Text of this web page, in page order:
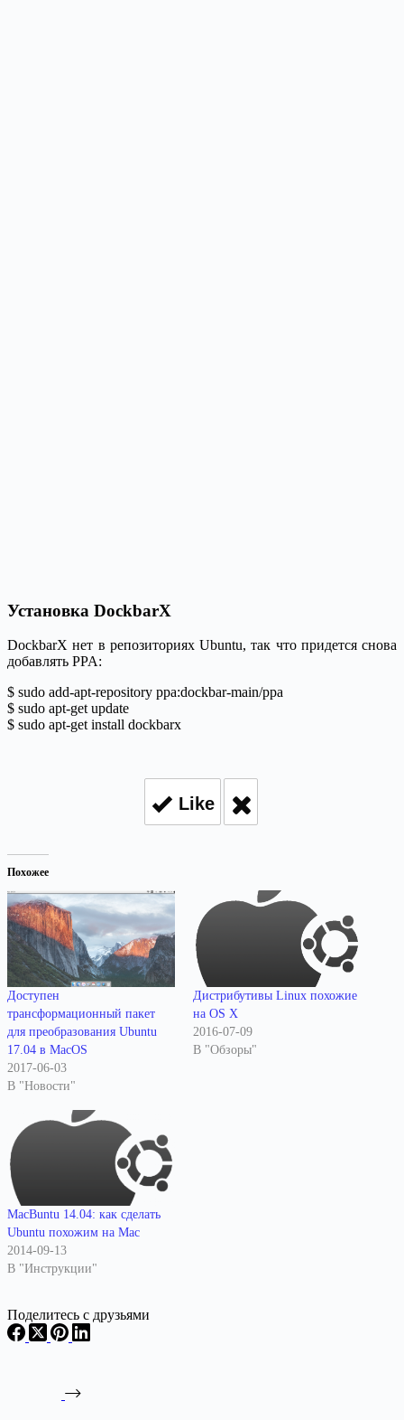
Установка DockbarX
DockbarX нет в репозиториях Ubuntu, так что придется снова
добавлять PPA:
$ sudo add-apt-repository ppa:dockbar-main/ppa
$ sudo apt-get update
$ sudo apt-get install dockbarx
Like
Похожее
Доступен
трансформационный пакет
для преобразования Ubuntu
17.04 в MacOS
2017-06-03
В "Новости"
Дистрибутивы Linux похожие
на OS X
2016-07-09
В "Обзоры"
MacBuntu 14.04: как сделать
Ubuntu похожим на Mac
2014-09-13
В "Инструкции"
Поделитесь с друзьями